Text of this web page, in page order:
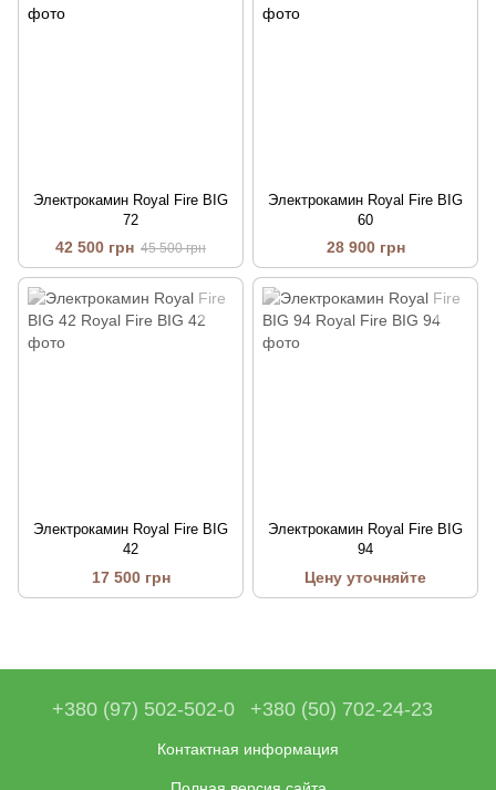
Электрокамин Royal Fire BIG
72
42 500 грн 45 500 грн
Электрокамин Royal Fire BIG
60
28 900 грн
Электрокамин Royal Fire BIG
42
17 500 грн
Электрокамин Royal Fire BIG
94
Цену уточняйте
+380 (97) 502-502-0 +380 (50) 702-24-23
Контактная информация